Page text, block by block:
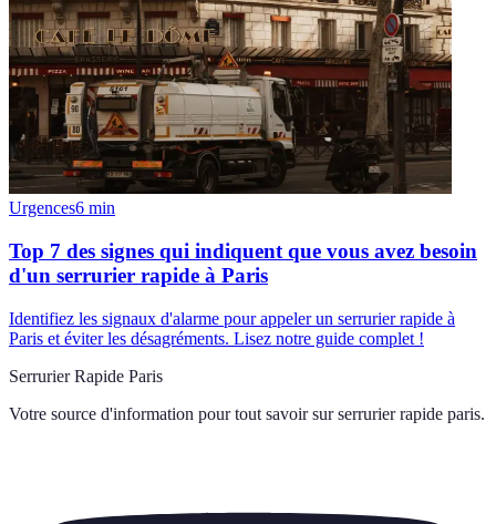
Urgences6 min
Top 7 des signes qui indiquent que vous avez besoin
d'un serrurier rapide à Paris
Identifiez les signaux d'alarme pour appeler un serrurier rapide à
Paris et éviter les désagréments. Lisez notre guide complet !
Serrurier Rapide Paris
Votre source d'information pour tout savoir sur serrurier rapide paris.